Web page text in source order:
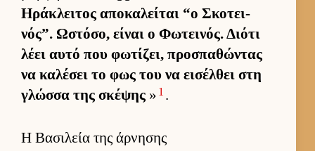
Ηράκλει­τος αποκαλεί­ται “ο Σκοτει­
νός”. Ωστόσο, εί­ναι ο Φωτει­νός. Διότι
λέει αυτό που φωτίζει, προσπαθώντας
να καλέσει το φως του να ει­σέλ­θει στη
γλώσσα της σκέψης » 1 .
Η Βασιλεία της άρνησης